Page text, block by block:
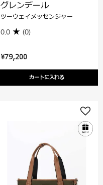
¥79,200
カートに入れる
グレンデール
ツーウェイメッセンジャー
0.0 (0)